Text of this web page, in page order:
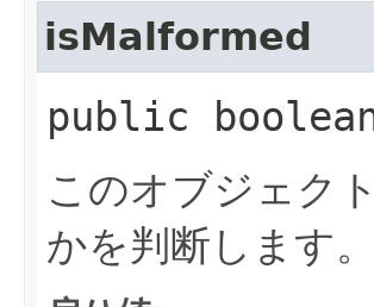
isMalformed
public
このオブジェク
かを判断します。